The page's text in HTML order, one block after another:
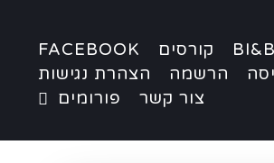
קורסים
FACEBOOK
הרשמה
הצהרת נגישות
צור קשר
פורומים